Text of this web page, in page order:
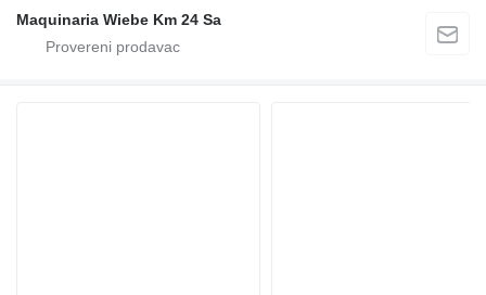
Maquinaria Wiebe Km 24 Sa